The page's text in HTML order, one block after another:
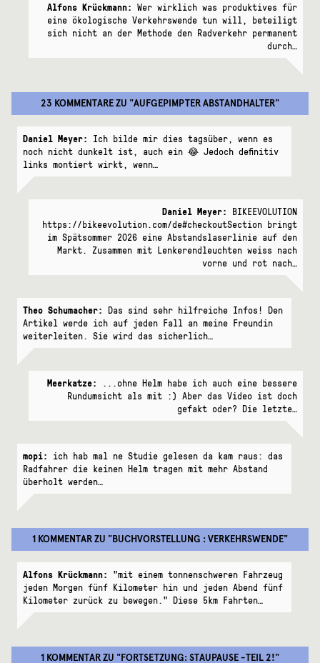
Alfons Krückmann: Wer wirklich was produktives für
eine ökologische Verkehrswende tun will, beteiligt
sich nicht an der Methode den Radverkehr permanent
durch…
23 KOMMENTAREZU "AUFGEPIMPTER ABSTANDHALTER"
Daniel Meyer: Ich bilde mir dies tagsüber, wenn es
noch nicht dunkelt ist, auch ein 😂 Jedoch definitiv
links montiert wirkt, wenn…
Daniel Meyer: BIKEEVOLUTION
https://bikeevolution.com/de#checkoutSection bringt
im Spätsommer 2026 eine Abstandslaserlinie auf den
Markt. Zusammen mit Lenkerendleuchten weiss nach
vorne und rot nach…
Theo Schumacher: Das sind sehr hilfreiche Infos! Den
Artikel werde ich auf jeden Fall an meine Freundin
weiterleiten. Sie wird das sicherlich…
Meerkatze:
...ohne Helm habe ich auch eine bessere
Rundumsicht als mit :) Aber das Video ist doch
gefakt oder? Die letzte…
mopi: ich hab mal ne Studie gelesen da kam raus: das
Radfahrer die keinen Helm tragen mit mehr Abstand
überholt werden…
1 KOMMENTARZU "BUCHVORSTELLUNG : VERKEHRSWENDE"
Alfons Krückmann: "mit einem tonnenschweren Fahrzeug
jeden Morgen fünf Kilometer hin und jeden Abend fünf
Kilometer zurück zu bewegen." Diese 5km Fahrten…
1 KOMMENTARZU "FORTSETZUNG: STAUPAUSE -TEIL 2!"